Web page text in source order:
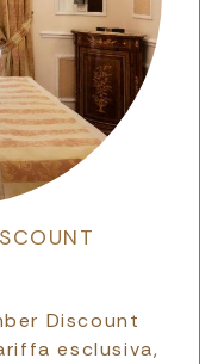
Discount
esclusiva,